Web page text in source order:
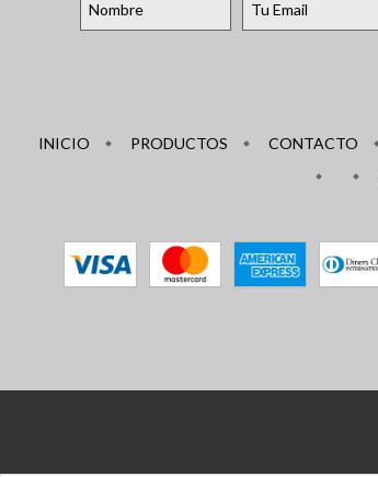
INICIO PRODUCTOS CONTACTO